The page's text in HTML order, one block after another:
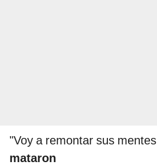
"Voy a remontar sus mentes
mataron